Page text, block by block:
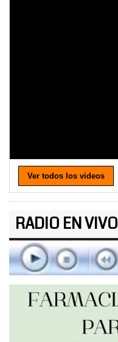
Ver todos los videos
RADIO EN VIVO